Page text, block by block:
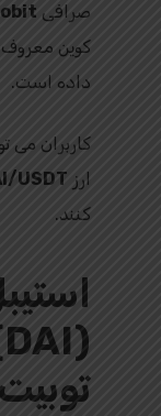
صرافی
کوین معروف
داده است.
کاربران می‌
ارز USDT
کنند.
توبیت